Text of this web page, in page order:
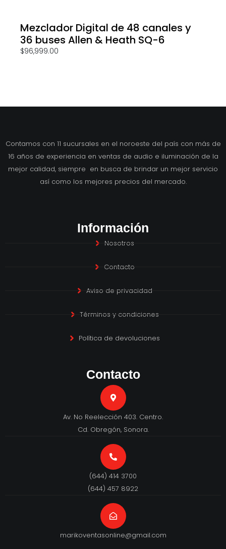
Mezclador Digital de 48 canales y
36 buses Allen & Heath SQ-6
$96,999.00
Contamos con 11 sucursales en el noroeste del país con más de
16 años de experiencia en ventas de audio e iluminación de la
mejor calidad, siempre en busca de brindar un mejor servicio
así como los mejores precios del mercado.
Información
Nosotros
Contacto
Aviso de privacidad
Términos y condiciones
Política de devoluciones
Contacto
Av. No Reelección 403. Centro.
Cd. Obregón, Sonora.
(644) 414 3700
(644) 457 8922
marikoventasonline@gmail.com